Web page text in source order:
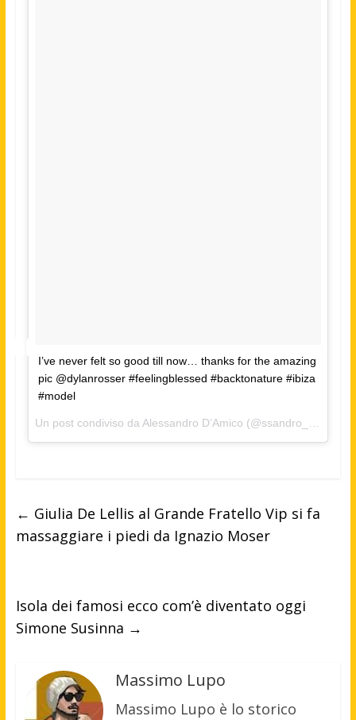
I’ve never felt so good till now… thanks for the amazing
pic @dylanrosser #feelingblessed #backtonature #ibiza
#model
Un post condiviso da Alessandro D’Amico (@ssandro_demycost) in data:
← Giulia De Lellis al Grande Fratello Vip si fa
massaggiare i piedi da Ignazio Moser
Isola dei famosi ecco com’è diventato oggi
Simone Susinna →
Massimo Lupo
Massimo Lupo è lo storico